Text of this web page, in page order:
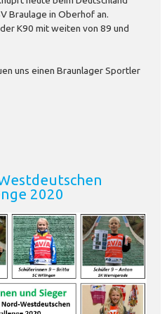
Braulage in Oberhof an.
K90 mit weiten von 89 und
uns einen Braunlager Sportler
2020